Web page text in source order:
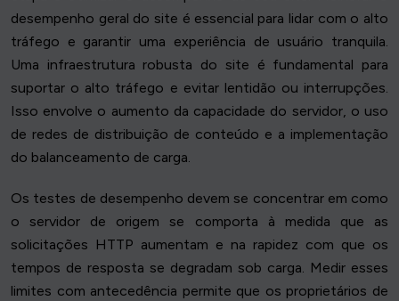
desempenho geral do site é essencial para lidar com o alto
tráfego e garantir uma experiência de usuário tranquila.
Uma infraestrutura robusta do site é fundamental para
suportar o alto tráfego e evitar lentidão ou interrupções.
Isso envolve o aumento da capacidade do servidor, o uso
de redes de distribuição de conteúdo e a implementação
do balanceamento de carga.
Os testes de desempenho devem se concentrar em como
o servidor de origem se comporta à medida que as
solicitações HTTP aumentam e na rapidez com que os
tempos de resposta se degradam sob carga. Medir esses
limites com antecedência permite que os proprietários de